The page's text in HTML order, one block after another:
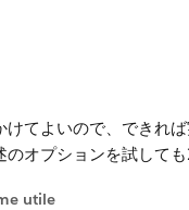
けてよいので、できれ
のオプションを試して
utile